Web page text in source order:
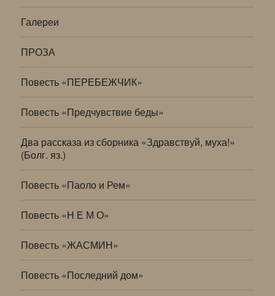
Галереи
ПРОЗА
Повесть «ПЕРЕБЕЖЧИК»
Повесть «Предчувствие беды»
Два рассказа из сборника «Здравствуй, муха!»
(Болг. яз.)
Повесть «Паоло и Рем»
Повесть «Н Е М О»
Повесть «ЖАСМИН»
Повесть «Последний дом»